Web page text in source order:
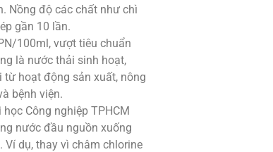
Nồng độ các chất như chì
gần 10 lần.
100ml, vượt tiêu chuẩn
là nước thải sinh hoạt,
hoạt động sản xuất, nông
bệnh viện.
Công nghiệp TPHCM
nước đầu nguồn xuống
dụ, thay vì châm chlorine